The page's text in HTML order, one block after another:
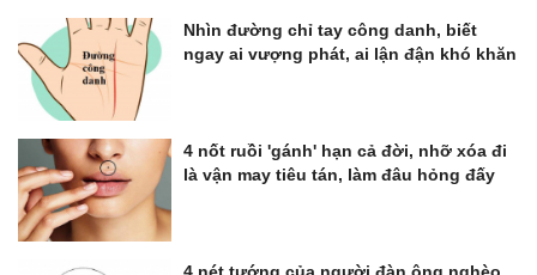
Nhìn đường chỉ tay công danh, biết
ngay ai vượng phát, ai lận đận khó khăn
4 nốt ruồi 'gánh' hạn cả đời, nhỡ xóa đi
là vận may tiêu tán, làm đâu hỏng đấy